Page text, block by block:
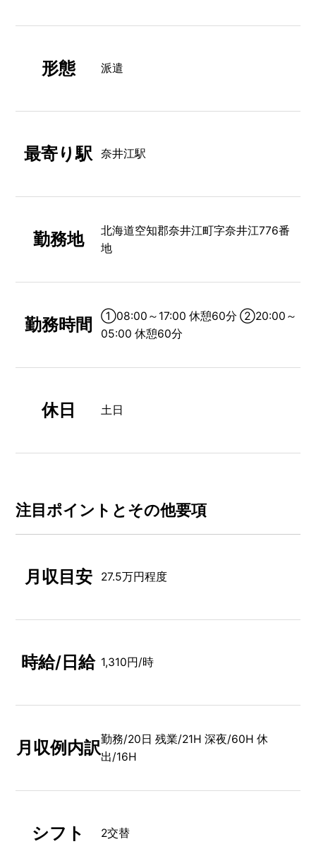
形態 派遣
最寄り駅 奈井江駅
勤務地
北海道空知郡奈井江町字奈井江776番
地
勤務時間
①08:00～17:00 休憩60分 ②20:00～
05:00 休憩60分
休日 土日
注⽬ポイントとその他要項
月収目安 27.5万円程度
時給/日給 1,310円/時
月収例内訳勤務/20日 残業/21H 深夜/60H 休
出/16H
シフト 2交替